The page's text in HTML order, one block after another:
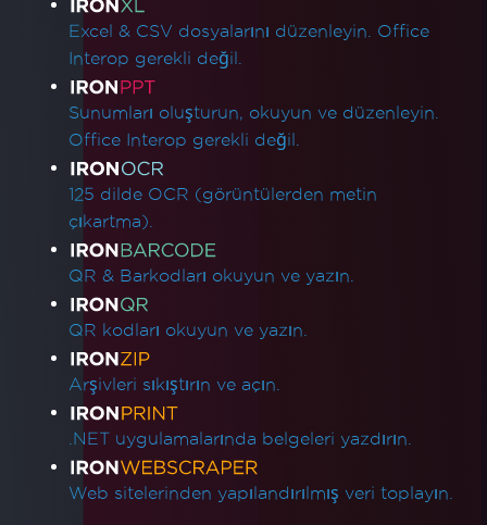
Excel & CSV dosyalarını düzenleyin. Office
Interop gerekli değil.
Sunumları oluşturun, okuyun ve düzenleyin.
Office Interop gerekli değil.
125 dilde OCR (görüntülerden metin
çıkartma).
QR & Barkodları okuyun ve yazın.
QR kodları okuyun ve yazın.
Arşivleri sıkıştırın ve açın.
.NET uygulamalarında belgeleri yazdırın.
Web sitelerinden yapılandırılmış veri toplayın.